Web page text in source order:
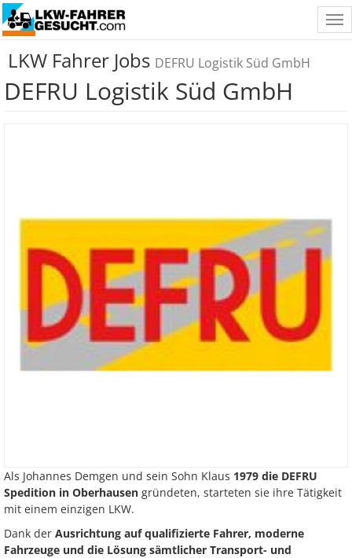
LKW Fahrer Jobs DEFRU Logistik Süd GmbH
DEFRU Logistik Süd GmbH
Als Johannes Demgen und sein Sohn Klaus 1979 die DEFRU
Spedition in Oberhausen gründeten, starteten sie ihre Tätigkeit
mit einem einzigen LKW.
Dank der Ausrichtung auf qualifizierte Fahrer, moderne
Fahrzeuge und die Lösung sämtlicher Transport- und